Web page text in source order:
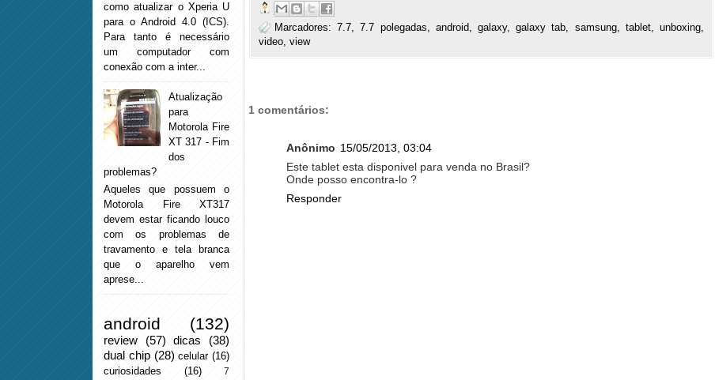
Marcadores:7.7,7.7 polegadas, android,galaxy,galaxy tab, samsung, tablet,unboxing,
video, view
1 comentários:
Anônimo 15/05/2013, 03:04
Este tablet esta disponivel para venda no Brasil?
Onde posso encontra-lo ?
Responder
como atualizar o Xperia U
para o Android 4.0 (ICS).
Para tanto é necessário
um computador com
conexão com a inter...
Atualização
para
Motorola Fire
XT 317 - Fim
dos
problemas?
Aqueles que possuem o
Motorola Fire XT317
devem estar ficando louco
com os problemas de
travamento e tela branca
que o aparelho vem
aprese...
android (132)
review (57) dicas
(38)
dual chip (28) celular (16)
curiosidades
(16) 7